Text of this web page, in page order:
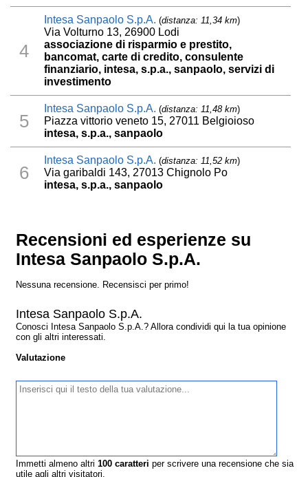
4
Intesa Sanpaolo S.p.A. (distanza: 11,34 km)
Via Volturno 13, 26900 Lodi
associazione di risparmio e prestito,
bancomat, carte di credito, consulente
finanziario, intesa, s.p.a., sanpaolo, servizi di
investimento
5
Intesa Sanpaolo S.p.A. (distanza: 11,48 km)
Piazza vittorio veneto 15, 27011 Belgioioso
intesa, s.p.a., sanpaolo
6
Intesa Sanpaolo S.p.A. (distanza: 11,52 km)
Via garibaldi 143, 27013 Chignolo Po
intesa, s.p.a., sanpaolo
Recensioni ed esperienze su
Intesa Sanpaolo S.p.A.
Nessuna recensione. Recensisci per primo!
Intesa Sanpaolo S.p.A.
Conosci Intesa Sanpaolo S.p.A.? Allora condividi qui la tua opinione
con gli altri interessati.
Valutazione
Immetti almeno altri100 caratteri per scrivere una recensione che sia
utile agli altri visitatori.